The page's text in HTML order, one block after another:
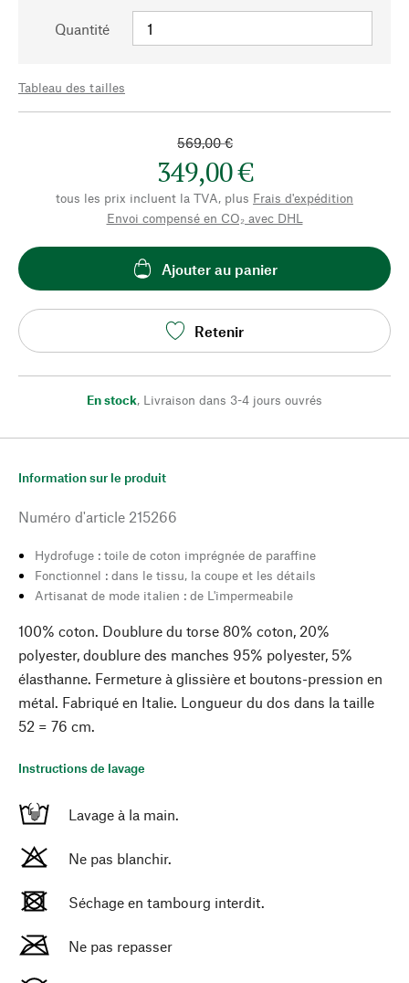
Quantité
Tableau des tailles
569,00 €
349,00 €
tous les prix incluent la TVA, plus Frais d'expédition
Envoi compensé en CO₂ avec DHL
Ajouter au panier
Retenir
En stock, Livraison dans 3-4 jours ouvrés
Information sur le produit
Numéro d'article 215266
Hydrofuge : toile de coton imprégnée de paraffine
Fonctionnel : dans le tissu, la coupe et les détails
Artisanat de mode italien : de L'impermeabile
100% coton. Doublure du torse 80% coton, 20%
polyester, doublure des manches 95% polyester, 5%
élasthanne. Fermeture à glissière et boutons-pression en
métal. Fabriqué en Italie. Longueur du dos dans la taille
52 = 76 cm.
Instructions de lavage
Lavage à la main.
Ne pas blanchir.
Séchage en tambourg interdit.
Ne pas repasser